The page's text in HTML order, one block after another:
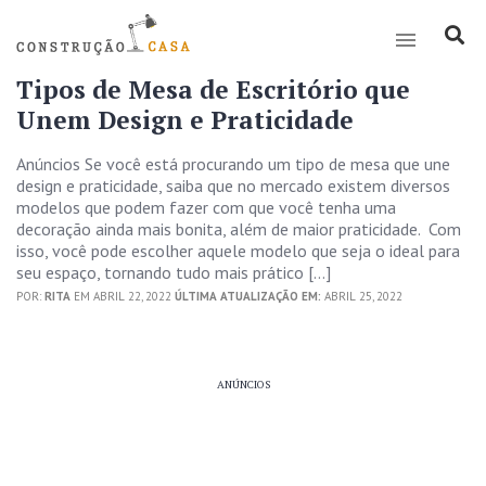
Tipos de Mesa de Escritório que
Unem Design e Praticidade
Anúncios Se você está procurando um tipo de mesa que une
design e praticidade, saiba que no mercado existem diversos
modelos que podem fazer com que você tenha uma
decoração ainda mais bonita, além de maior praticidade. Com
isso, você pode escolher aquele modelo que seja o ideal para
seu espaço, tornando tudo mais prático […]
POR: RITA EM ABRIL 22, 2022 ÚLTIMA ATUALIZAÇÃO EM: ABRIL 25, 2022
ANÚNCIOS